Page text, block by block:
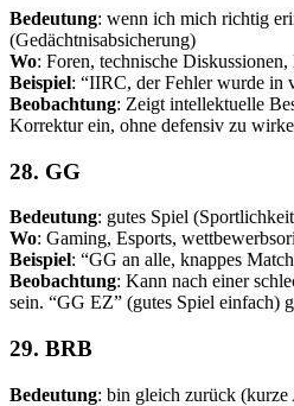
Bedeutung: wenn ich mich richtig
(Gedächtnisabsicherung)
Wo: Foren, technische
Beispiel: “IIRC, der Fehler wurde in
Beobachtung: Zeigt intellektuelle
Korrektur ein, ohne defensiv zu
28. GG
Bedeutung: gutes Spiel
Wo: Gaming, Esports,
Beispiel: “GG an alle, knappes
Beobachtung: Kann nach einer
sein. “GG EZ” (gutes Spiel einfach)
29. BRB
Bedeutung: bin gleich zurück (kurze